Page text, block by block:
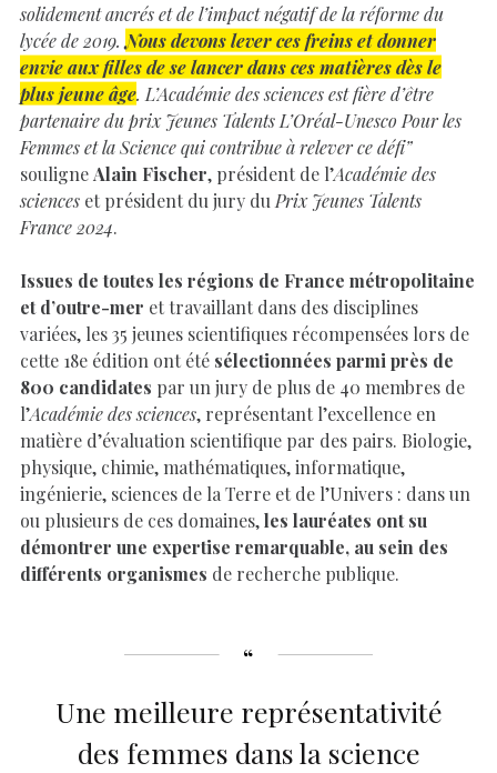
solidement ancrés et de l’impact négatif de la réforme du
lycée de 2019.Nous devons lever ces freins et donner
envie aux filles de se lancer dans ces matières dès le
plus jeune âge. L’Académie des sciences est fière d’être
partenaire du prix Jeunes Talents L’Oréal-Unesco Pour les
Femmes et la Science qui contribue à relever ce défi”
souligneAlain Fischer, président de l’Académie des
sciences et président du jury du Prix Jeunes Talents
France 2024.
Issues de toutes les régions de France métropolitaine
et d’outre-mer et travaillant dans des disciplines
variées, les 35 jeunes scientifiques récompensées lors de
cette 18e édition ont été sélectionnées parmi près de
800 candidates par un jury de plus de 40 membres de
l’Académie des sciences, représentant l’excellence en
matière d’évaluation scientifique par des pairs. Biologie,
physique, chimie, mathématiques, informatique,
ingénierie, sciences de la Terre et de l’Univers : dans un
ou plusieurs de ces domaines,les lauréates ont su
démontrer une expertise remarquable, au sein des
différents organismes de recherche publique.
Une meilleure représentativité
des femmes dans la science